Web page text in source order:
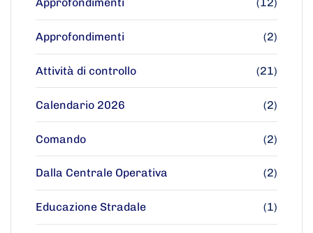
Approfondimenti (12)
Approfondimenti (2)
Attività di controllo (21)
Calendario 2026 (2)
Comando (2)
Dalla Centrale Operativa (2)
Educazione Stradale (1)